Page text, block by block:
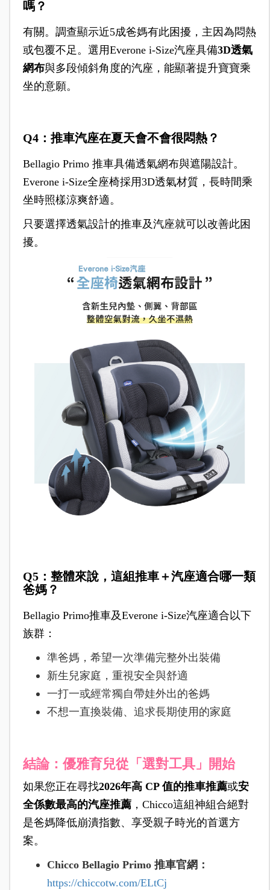
嗎？
有關。調查顯示近5成爸媽有此困擾，主因為悶熱
或包覆不足。選用Everone i-Size汽座具備3D透氣
網布與多段傾斜角度的汽座，能顯著提升寶寶乘
坐的意願。
Q4：推車汽座在夏天會不會很悶熱？
Bellagio Primo 推車具備透氣網布與遮陽設計。
Everone i-Size全座椅採用3D透氣材質，長時間乘
坐時照樣涼爽舒適。
只要選擇透氣設計的推車及汽座就可以改善此困
擾。
Q5：整體來說，這組推車＋汽座適合哪一類
爸媽？
Bellagio Primo推車及Everone i-Size汽座適合以下
族群：
準爸媽，希望一次準備完整外出裝備
新生兒家庭，重視安全與舒適
一打一或經常獨自帶娃外出的爸媽
不想一直換裝備、追求長期使用的家庭
結論：優雅育兒從「選對工具」開始
如果您正在尋找2026年高 CP 值的推車推薦或安
全係數最高的汽座推薦，Chicco這組神組合絕對
是爸媽降低崩潰指數、享受親子時光的首選方
案。
Chicco Bellagio Primo 推車官網：
https://chiccotw.com/ELtCj